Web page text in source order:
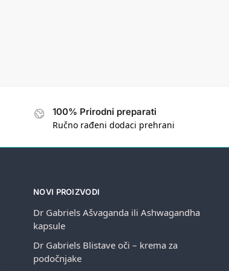
100% Prirodni preparati
Ručno rađeni dodaci prehrani
NOVI PROIZVODI
Dr Gabriels Ašvaganda ili Ashwagandha
kapsule
Dr Gabriels Blistave oči – krema za
podočnjake